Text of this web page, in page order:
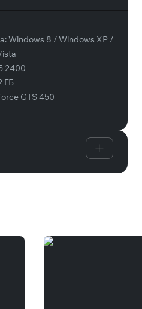
Windows 8 / Windows XP /
2400
ГБ
GTS 450